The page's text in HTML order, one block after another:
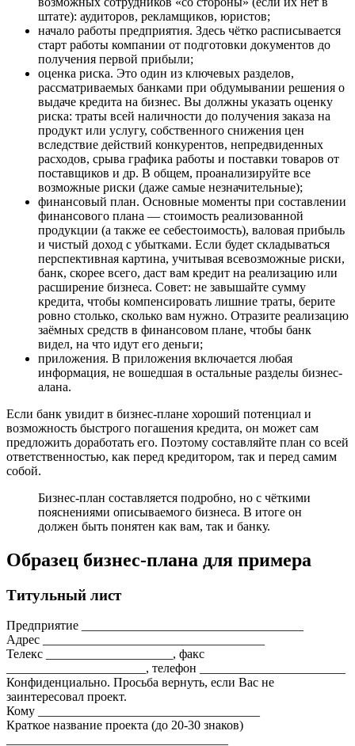
штате): аудиторов, рекламщиков, юристов;
начало работы предприятия. Здесь чётко расписывается
старт работы компании от подготовки документов до
получения первой прибыли;
оценка риска. Это один из ключевых разделов,
рассматриваемых банками при обдумывании решения о
выдаче кредита на бизнес. Вы должны указать оценку
риска: траты всей наличности до получения заказа на
продукт или услугу, собственного снижения цен
вследствие действий конкурентов, непредвиденных
расходов, срыва графика работы и поставки товаров от
поставщиков и др. В общем, проанализируйте все
возможные риски (даже самые незначительные);
финансовый план. Основные моменты при составлении
финансового плана — стоимость реализованной
продукции (а также ее себестоимость), валовая прибыль
и чистый доход с убытками. Если будет складываться
перспективная картина, учитывая всевозможные риски,
банк, скорее всего, даст вам кредит на реализацию или
расширение бизнеса. Совет: не завышайте сумму
кредита, чтобы компенсировать лишние траты, берите
ровно столько, сколько вам нужно. Отразите реализацию
заёмных средств в финансовом плане, чтобы банк
видел, на что идут его деньги;
приложения. В приложения включается любая
информация, не вошедшая в остальные разделы бизнес-
алана.
Если банк увидит в бизнес-плане хороший потенциал и
возможность быстрого погашения кредита, он может сам
предложить доработать его. Поэтому составляйте план со всей
ответственностью, как перед кредитором, так и перед самим
собой.
Бизнес-план составляется подробно, но с чёткими
пояснениями описываемого бизнеса. В итоге он
должен быть понятен как вам, так и банку.
Образец бизнес-плана для примера
Титульный лист
Предприятие ___________________________________
Адрес ___________________________________
Телекс ____________________, факс
______________________, телефон _______________________
Конфиденциально. Просьба вернуть, если Вас не
заинтересовал проект.
Кому ___________________________________
Краткое название проекта (до 20-30 знаков)